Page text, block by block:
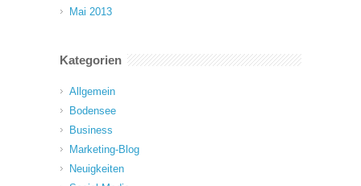
Mai 2013
Kategorien
Allgemein
Bodensee
Business
Marketing-Blog
Neuigkeiten